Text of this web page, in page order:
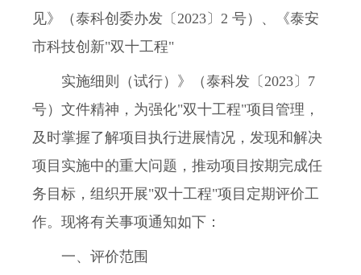
见》（泰科创委办发〔2023〕2 号）、《泰安
市科技创新"双十工程"
实施细则（试行）》（泰科发〔2023〕7
号）文件精神，为强化"双十工程"项目管理，
及时掌握了解项目执行进展情况，发现和解决
项目实施中的重大问题，推动项目按期完成任
务目标，组织开展"双十工程"项目定期评价工
作。现将有关事项通知如下：
一、评价范围